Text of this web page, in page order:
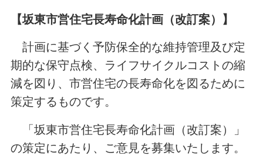
【坂東市営住宅長寿命化計画（改訂案）】
計画に基づく予防保全的な維持管理及び定
期的な保守点検、ライフサイクルコストの縮
減を図り、市営住宅の長寿命化を図るために
策定するものです。
「坂東市営住宅長寿命化計画（改訂案）」
の策定にあたり、ご意見を募集いたします。